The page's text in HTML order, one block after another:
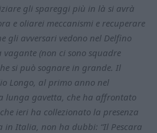
gli spareggi più in là si avrà
e oliarei meccanismi e recuperare
gli avversari vedono nel Delfino
(non ci sono squadre
si può sognare in grande. Il
Longo, al primo anno nel
lunga gavetta, che ha affrontato
ieri ha collezionato la presenza
in Italia, non ha dubbi: “Il Pescara